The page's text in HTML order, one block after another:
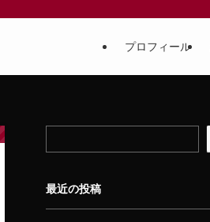
プロフィール
最近の投稿